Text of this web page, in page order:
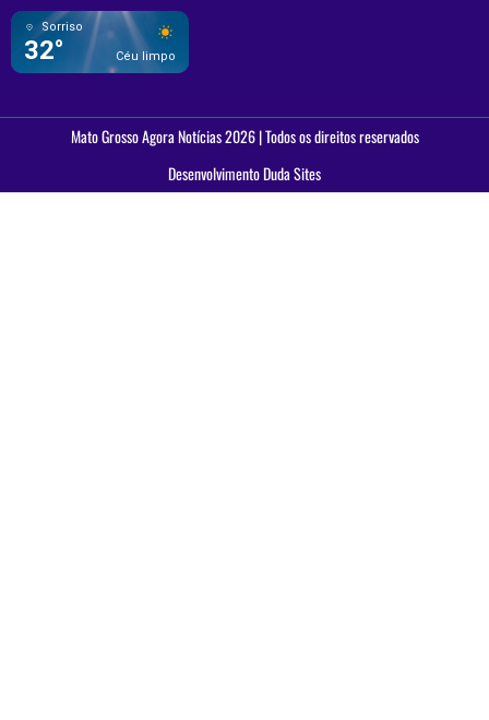
Sorriso
32° Céu limpo
Mato Grosso Agora Notícias 2026 | Todos os direitos reservados
Desenvolvimento Duda Sites